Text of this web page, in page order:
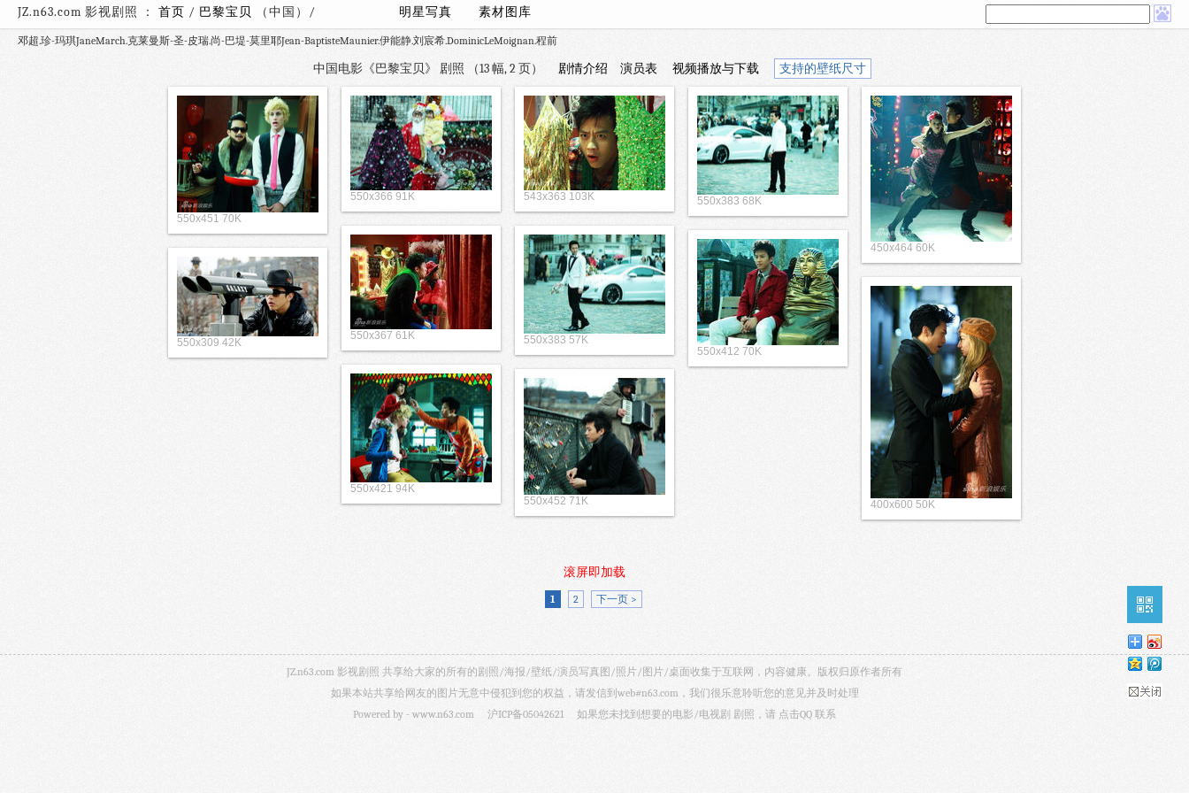
JZ.n63.com 影视剧照 ： 首页 / 巴黎宝贝 （中国）/ 明星写真 素材图库
邓超.珍-玛琪JaneMarch.克莱曼斯-圣-皮瑞.尚-巴堤-莫里耶Jean-BaptisteMaunier.伊能静.刘宸希.DominicLeMoignan.程前
中国电影《巴黎宝贝》 剧照 （13 幅, 2 页） 剧情介绍 演员表 视频播放与下载 支持的壁纸尺寸
550x451 70K
550x366 91K 543x363 103K 550x383 68K
450x464 60K
550x367 61K
550x383 57K
550x412 70K
550x309 42K
400x600 50K
550x421 94K
550x452 71K
滚屏即加载
1 2 下一页 >
JZ.n63.com 影视剧照 共享给大家的所有的剧照/海报/壁纸/演员写真图/照片/图片/桌面收集于互联网，内容健康。版权归原作者所有
如果本站共享给网友的图片无意中侵犯到您的权益，请发信到web#n63.com，我们很乐意聆听您的意见并及时处理
Powered by - www.n63.com 沪ICP备05042621 如果您未找到想要的电影/电视剧 剧照，请 点击QQ 联系